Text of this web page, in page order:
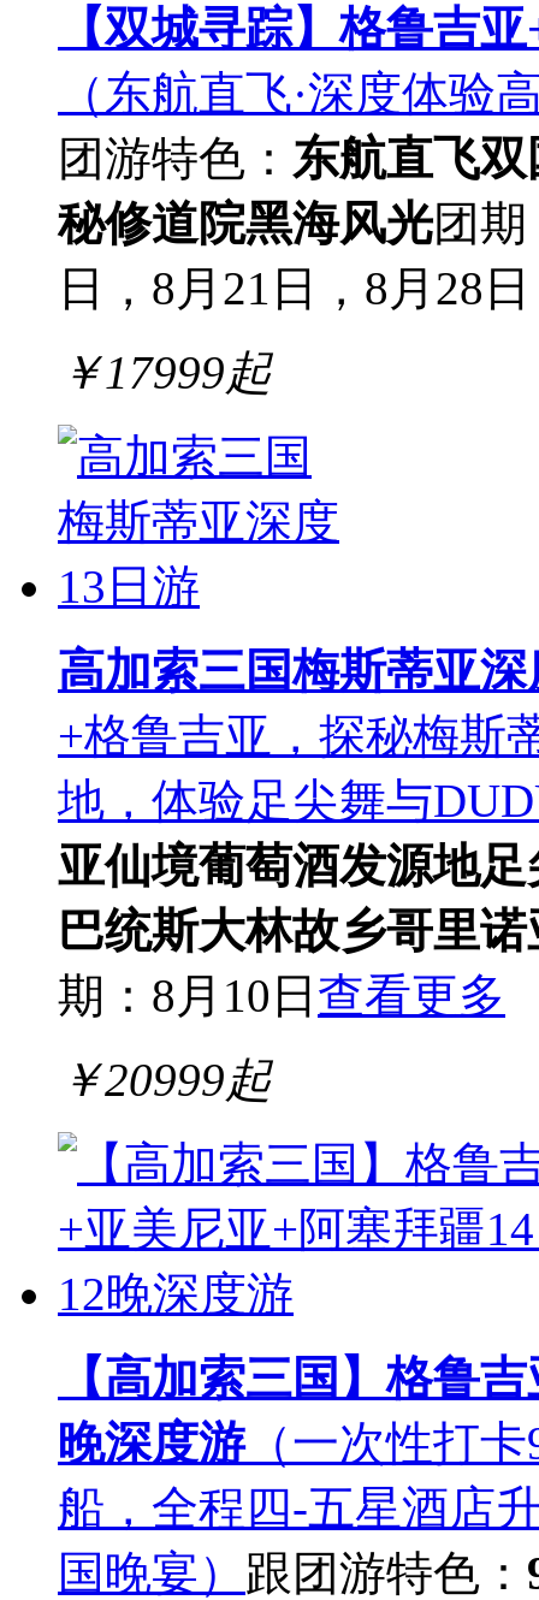
【双城寻踪】格鲁吉
（东航直飞·深度体验
团游特色： 东航直飞双
秘修道院黑海风光团
日，8月21日，8月28
￥17999起
高加索三国梅斯蒂亚深
+格鲁吉亚，探秘梅斯
地，体验足尖舞与
亚仙境葡萄酒发源地足
巴统斯大林故乡哥里诺
期：8月10日 查看更多
￥20999起
【高加索三国】格鲁
晚深度游（一次性打
船，全程四-五星酒店
国晚宴） 跟团游特色：